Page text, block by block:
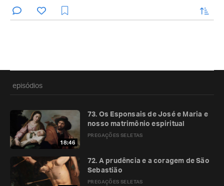
enviar
episódios
18:46
PREGAÇÕES SELETAS
73. Os Esponsais de José e Maria e
nosso matrimônio espiritual
PREGAÇÕES SELETAS
72. A prudência e a coragem de São
Sebastião